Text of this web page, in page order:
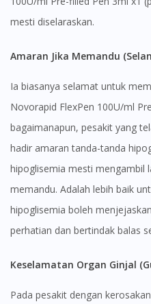
To serve you better,
No, please
mesti diselaraskan.
Amaran Jika Memandu
Ia biasanya selamat untuk
Novorapid FlexPen 100U/ml
bagaimanapun, pesakit yang
hadir amaran tanda-tanda
hipoglisemia mesti mengambil
memandu. Adalah lebih baik
hipoglisemia boleh
perhatian dan bertindak balas
Keselamatan Organ Ginjal
Pada pesakit dengan